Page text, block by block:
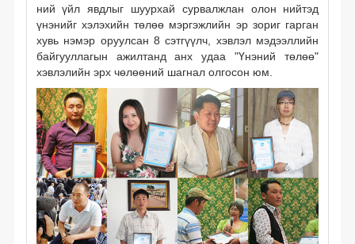
ний үйл явдлыг шуурхай сурвалжлан олон нийтэд
үнэнийг хэлэхийн төлөө мэргэжлийн эр зориг гарган
хувь нэмэр оруулсан 8 сэтгүүлч, хэвлэл мэдээллийн
байгууллагын ажилтанд анх удаа "Үнэний төлөө"
хэвлэлийн эрх чөлөөний шагнал олгосон юм.